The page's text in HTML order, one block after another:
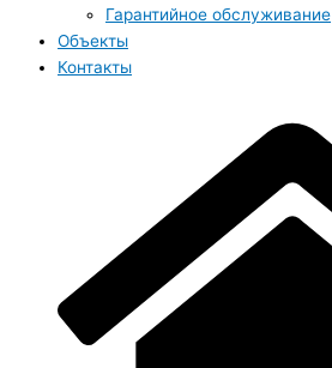
Гарантийное обслуживание
Объекты
Контакты